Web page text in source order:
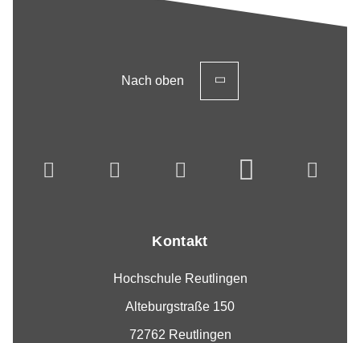
Nach oben
Kontakt
Hochschule Reutlingen
Alteburgstraße 150
72762 Reutlingen